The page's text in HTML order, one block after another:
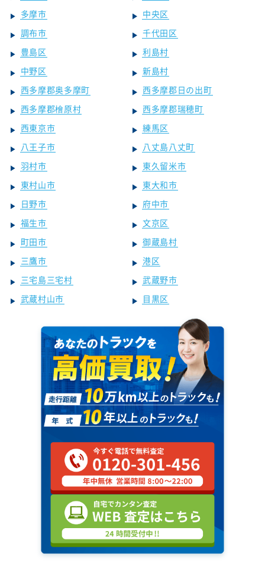
多摩市
中央区
調布市
千代田区
豊島区
利島村
中野区
新島村
西多摩郡奥多摩町
西多摩郡日の出町
西多摩郡檜原村
西多摩郡瑞穂町
西東京市
練馬区
八王子市
八丈島八丈町
羽村市
東久留米市
東村山市
東大和市
日野市
府中市
福生市
文京区
町田市
御蔵島村
三鷹市
港区
三宅島三宅村
武蔵野市
武蔵村山市
目黒区